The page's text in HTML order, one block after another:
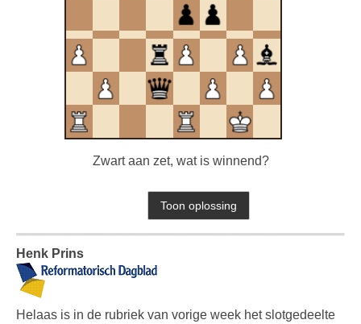
Zwart aan zet, wat is winnend?
Henk Prins
Helaas is in de rubriek van vorige week het slotgedeelte